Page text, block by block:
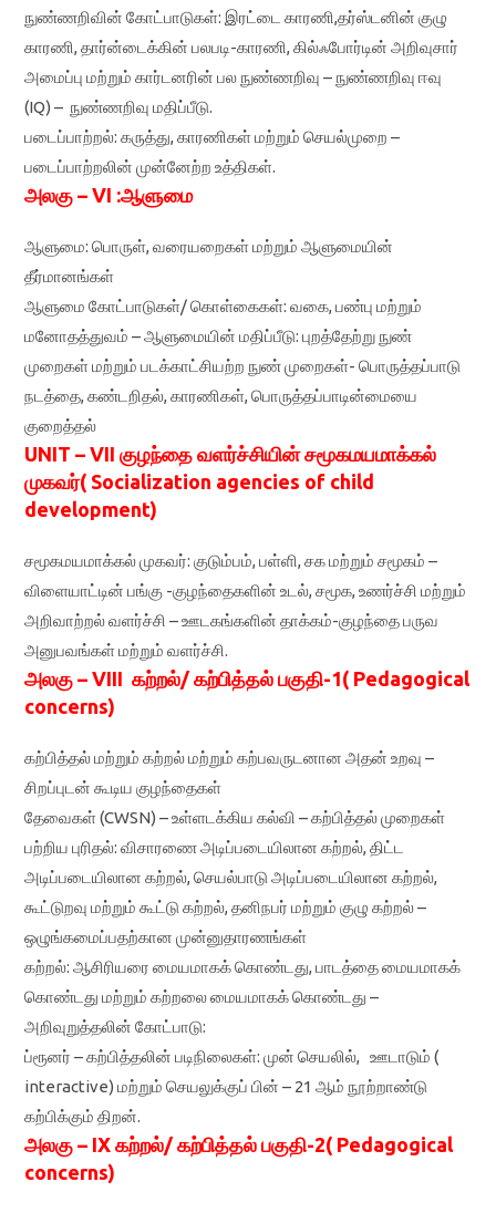
நுண்ணறிவின் கோட்பாடுகள்: இரட்டை காரணி,தர்ஸ்டனின் குழு
காரணி, தார்ன்டைக்கின் பலபடி-காரணி, கில்ஃபோர்டின் அறிவுசார்
அமைப்பு மற்றும் கார்டனரின் பல நுண்ணறிவு – நுண்ணறிவு ஈவு
(IQ) – நுண்ணறிவு மதிப்பீடு.
படைப்பாற்றல்: கருத்து, காரணிகள் மற்றும் செயல்முறை –
படைப்பாற்றலின் முன்னேற்ற உத்திகள்.
அலகு – VI :ஆளுமை
ஆளுமை: பொருள், வரையறைகள் மற்றும் ஆளுமையின்
தீர்மானங்கள்
ஆளுமை கோட்பாடுகள்/ கொள்கைகள்: வகை, பண்பு மற்றும்
மனோதத்துவம் – ஆளுமையின் மதிப்பீடு: புறத்தேற்று நுண்
முறைகள் மற்றும் படக்காட்சியற்ற நுண் முறைகள்- பொருத்தப்பாடு
நடத்தை, கண்டறிதல், காரணிகள், பொருத்தப்பாடின்மையை
குறைத்தல்
UNIT – VII குழந்தை வளர்ச்சியின் சமூகமயமாக்கல்
முகவர்( Socialization agencies of child
development)
சமூகமயமாக்கல் முகவர்: குடும்பம், பள்ளி, சக மற்றும் சமூகம் –
விளையாட்டின் பங்கு -குழந்தைகளின் உடல், சமூக, உணர்ச்சி மற்றும்
அறிவாற்றல் வளர்ச்சி – ஊடகங்களின் தாக்கம்-குழந்தை பருவ
அனுபவங்கள் மற்றும் வளர்ச்சி.
அலகு – VIII கற்றல்/ கற்பித்தல் பகுதி-1( Pedagogical
concerns)
கற்பித்தல் மற்றும் கற்றல் மற்றும் கற்பவருடனான அதன் உறவு –
சிறப்புடன் கூடிய குழந்தைகள்
தேவைகள் (CWSN) – உள்ளடக்கிய கல்வி – கற்பித்தல் முறைகள்
பற்றிய புரிதல்: விசாரணை அடிப்படையிலான கற்றல், திட்ட
அடிப்படையிலான கற்றல், செயல்பாடு அடிப்படையிலான கற்றல்,
கூட்டுறவு மற்றும் கூட்டு கற்றல், தனிநபர் மற்றும் குழு கற்றல் –
ஒழுங்கமைப்பதற்கான முன்னுதாரணங்கள்
கற்றல்: ஆசிரியரை மையமாகக் கொண்டது, பாடத்தை மையமாகக்
கொண்டது மற்றும் கற்றலை மையமாகக் கொண்டது –
அறிவுறுத்தலின் கோட்பாடு:
ப்ரூனர் – கற்பித்தலின் படிநிலைகள்: முன் செயலில், ஊடாடும் (
interactive) மற்றும் செயலுக்குப் பின் – 21 ஆம் நூற்றாண்டு
கற்பிக்கும் திறன்.
அலகு – IX கற்றல்/ கற்பித்தல் பகுதி-2( Pedagogical
concerns)